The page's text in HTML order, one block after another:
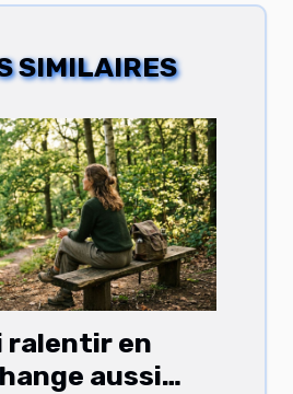
SIMILAIRES
ralentir en
aussi